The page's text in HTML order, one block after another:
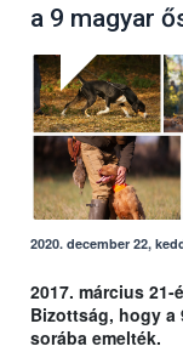
a 9 magyar
2020. december 22,
2017. március
Bizottság, hogy a
sorába emelték.